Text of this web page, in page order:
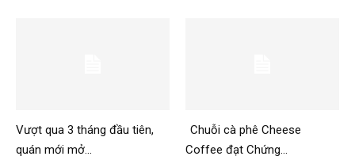
Vượt qua 3 tháng đầu tiên,
quán mới mở...
Chuỗi cà phê Cheese
Coffee đạt Chứng...